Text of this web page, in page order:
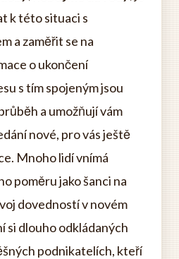
k této situaci s
a zaměřit se na
o ukončení
s tím spojeným jsou
a umožňují vám
nové, pro vás ještě
Mnoho lidí vnímá
poměru jako šanci na
dovedností v novém
si dlouho odkládaných
podnikatelích, kteří